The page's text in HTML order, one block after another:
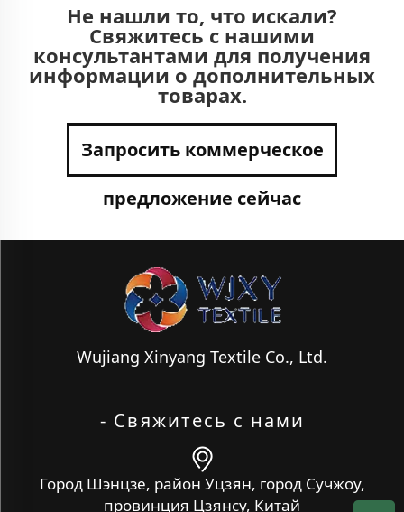
Не нашли то, что искали?
Свяжитесь с нашими
консультантами для получения
информации о дополнительных
товарах.
Запросить коммерческое
предложение сейчас
Wujiang Xinyang Textile Co., Ltd.
- Свяжитесь с нами
Город Шэнцзе, район Уцзян, город Сучжоу,
провинция Цзянсу, Китай